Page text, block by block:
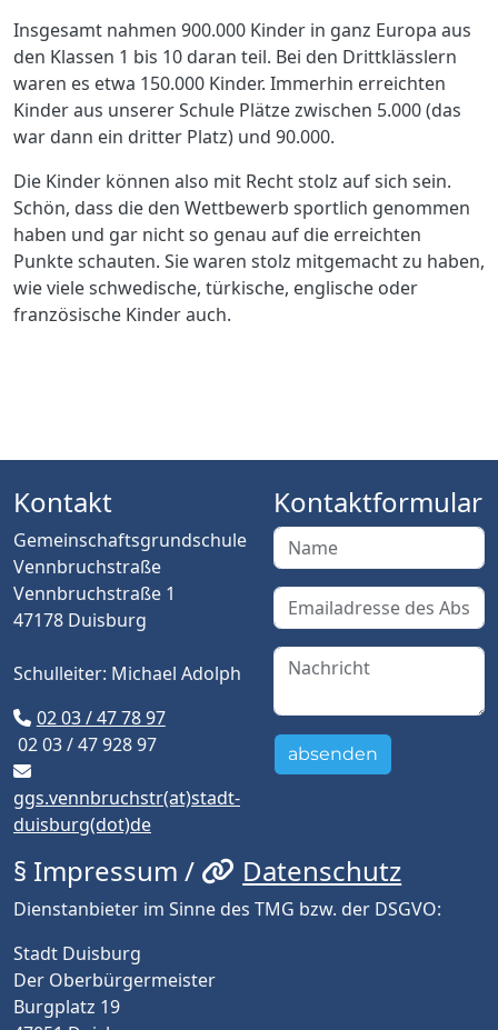
Insgesamt nahmen 900.000 Kinder in ganz Europa aus
den Klassen 1 bis 10 daran teil. Bei den Drittklässlern
waren es etwa 150.000 Kinder. Immerhin erreichten
Kinder aus unserer Schule Plätze zwischen 5.000 (das
war dann ein dritter Platz) und 90.000.
Die Kinder können also mit Recht stolz auf sich sein.
Schön, dass die den Wettbewerb sportlich genommen
haben und gar nicht so genau auf die erreichten
Punkte schauten. Sie waren stolz mitgemacht zu haben,
wie viele schwedische, türkische, englische oder
französische Kinder auch.
Kontakt
Gemeinschaftsgrundschule
Vennbruchstraße
Vennbruchstraße 1
47178 Duisburg
Schulleiter: Michael Adolph
02 03 / 47 78 97
02 03 / 47 928 97
ggs.vennbruchstr(at)stadt-
duisburg(dot)de
Kontaktformular
absenden
§ Impressum / Datenschutz
Dienstanbieter im Sinne des TMG bzw. der DSGVO:
Stadt Duisburg
Der Oberbürgermeister
Burgplatz 19